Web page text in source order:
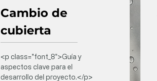
Cambio de
cubierta
<p class="font_8">Guía y
aspectos clave para el
desarrollo del proyecto.</p>